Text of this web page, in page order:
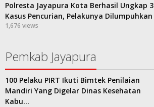
Polresta Jayapura Kota Berhasil Ungkap 3
Kasus Pencurian, Pelakunya Dilumpuhkan
1,676 views
Pemkab Jayapura
100 Pelaku PIRT Ikuti Bimtek Penilaian
Mandiri Yang Digelar Dinas Kesehatan
Kabu…